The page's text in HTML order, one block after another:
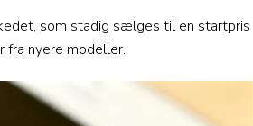
som stadig sælges til en startpris
fra nyere modeller.